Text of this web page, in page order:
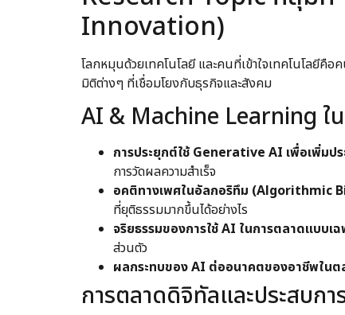
Innovation)
โลกหมุนด้วยเทคโนโลยี และคนที่เข้าใจเทคโนโลยีคื
มิติต่างๆ ที่เชื่อมโยงกับธุรกิจและสังคม
AI & Machine Learning ใ
การประยุกต์ใช้ Generative AI เพื่อเพิ่มป
การวัดผลความสำเร็จ
อคติทางเพศในอัลกอริทึม (Algorithmic
ที่ยุติธรรมมากขึ้นได้อย่างไร
จริยธรรมของการใช้ AI ในการตลาดแบ
ส่วนตัว
ผลกระทบของ AI ต่ออนาคตของอาชีพในต
การตลาดดิจิทัลและประสบ